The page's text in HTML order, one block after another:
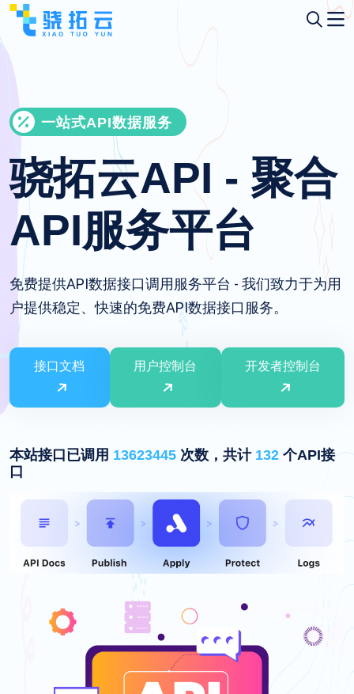
一站式API数据服务
骁拓云API - 聚合
API服务平台
免费提供API数据接口调用服务平台 - 我们致力于为用
户提供稳定、快速的免费API数据接口服务。
接口文档 用户控制台 开发者控制台
本站接口已调用 13623445 次数，共计 132 个API接
口